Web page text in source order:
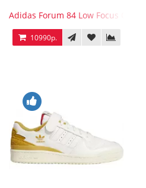
Adidas Forum 84 Low Focus Orange
10990р.